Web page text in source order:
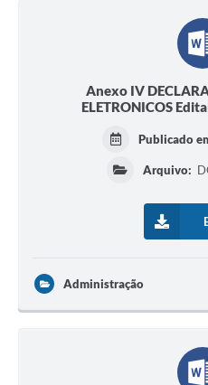
Anexo IV
ELETRONICOS
Publicado
Arquivo:
Administração